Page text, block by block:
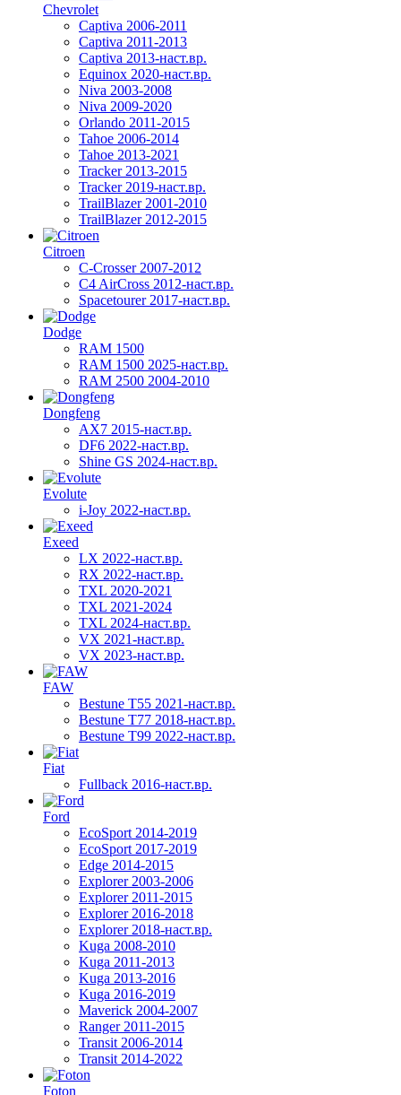
Chevrolet
Captiva 2006-2011
Captiva 2011-2013
Captiva 2013-наст.вр.
Equinox 2020-наст.вр.
Niva 2003-2008
Niva 2009-2020
Orlando 2011-2015
Tahoe 2006-2014
Tahoe 2013-2021
Tracker 2013-2015
Tracker 2019-наст.вр.
TrailBlazer 2001-2010
TrailBlazer 2012-2015
Citroen
C-Crosser 2007-2012
C4 AirCross 2012-наст.вр.
Spacetourer 2017-наст.вр.
Dodge
RAM 1500
RAM 1500 2025-наст.вр.
RAM 2500 2004-2010
Dongfeng
AX7 2015-наст.вр.
DF6 2022-наст.вр.
Shine GS 2024-наст.вр.
Evolute
i-Joy 2022-наст.вр.
Exeed
LX 2022-наст.вр.
RX 2022-наст.вр.
TXL 2020-2021
TXL 2021-2024
TXL 2024-наст.вр.
VX 2021-наст.вр.
VX 2023-наст.вр.
FAW
Bestune T55 2021-наст.вр.
Bestune T77 2018-наст.вр.
Bestune T99 2022-наст.вр.
Fiat
Fullback 2016-наст.вр.
Ford
EcoSport 2014-2019
EcoSport 2017-2019
Edge 2014-2015
Explorer 2003-2006
Explorer 2011-2015
Explorer 2016-2018
Explorer 2018-наст.вр.
Kuga 2008-2010
Kuga 2011-2013
Kuga 2013-2016
Kuga 2016-2019
Maverick 2004-2007
Ranger 2011-2015
Transit 2006-2014
Transit 2014-2022
Foton